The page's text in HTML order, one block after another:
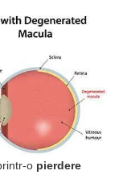
o pierdere